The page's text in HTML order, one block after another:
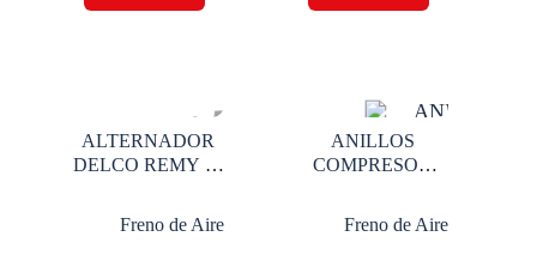
ALTERNADOR
DELCO REMY 12
Freno de Aire
ANILLOS
COMPRESOR
Freno de Aire